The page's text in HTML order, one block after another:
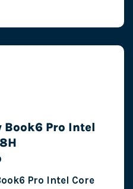
Book6 Pro Intel
Pro Intel Core